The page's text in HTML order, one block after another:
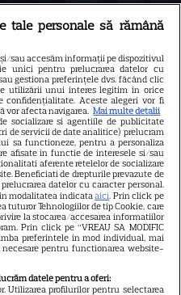
condiții
CURENT
tale personale să rămână
sau accesăm informații pe dispozitivul
unici pentru prelucrarea datelor cu
gestiona preferințele dvs. făcând clic
utilizării unui interes legitim în orice
confidențialitate. Aceste alegeri vor fi
vor afecta navigarea. Mai multe detalii
socializare si agentiile de publicitate
de servicii de date analitice) prelucram
sa functioneze, pentru a personaliza
afisate in functie de interesele si/sau
aferente retelelor de socializare
Beneficiati de drepturile prevazute de
datelor cu caracter personal.
modalitatea indicataaici. Prin click pe
tuturor Tehnologiilor de tip Cookie, care
la stocarea/accesarea informatiilor
Prin click pe “VREAU SA MODIFIC
preferintele in mod individual, mai
pentru functionarea website-
datele pentru a oferi:
Utilizarea profilurilor pentru selectarea